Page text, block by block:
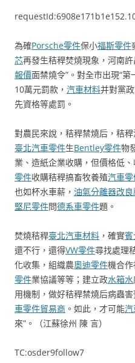
為確Porsche零件保小福斯零件
芯再發生秸稈焚燒現象，河南
報價面禁燒令”。對全市出現“第
10萬元罰款， 汽車材料并對黨
先資格等處罰。
對農民來說，秸稈禁燒后，秸
臺北汽車零件生Bentley零件物
業、造紙企業收購，但價格低
零件收購秸稈搞畜牧養殖汽車
也如杯水車薪， 油氣分離器改良
堅尼零件問德系車零件題。
焚燒秸稈臺北汽車材料 ，確實
還不行，還得VW零件尋找處理
化收集，組織農奧迪零件機合
零件業協議等等；建立政水箱水
用機制，做好秸稈禁燒后病蟲
車零件貿易商 。如此，才可能
來”。（江蘇徐州 陳 言）
TC:osder9follow7